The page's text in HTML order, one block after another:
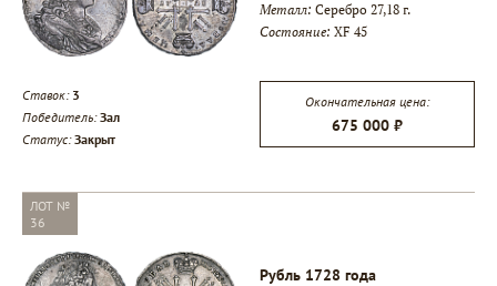
Металл: Серебро 27,18 г.
Состояние: XF 45
Ставок: 3
Победитель: Зал
Статус:Закрыт
Окончательная цена:
675 000 ₽
ЛОТ №
36
Рубль 1728 года